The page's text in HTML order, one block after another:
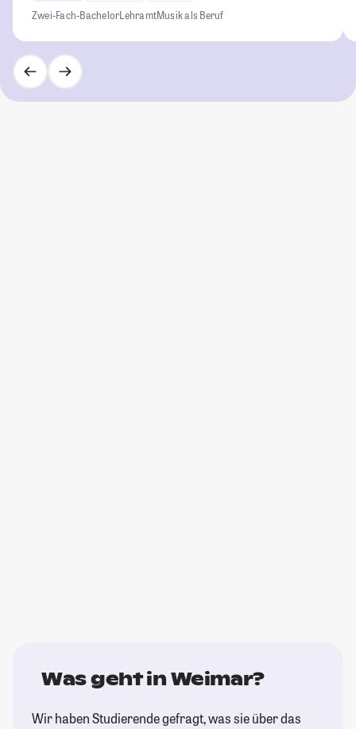
Zwei-Fach-BachelorLehramtMusik als Beruf
Was geht in Weimar?
Wir haben Studierende gefragt, was sie über das